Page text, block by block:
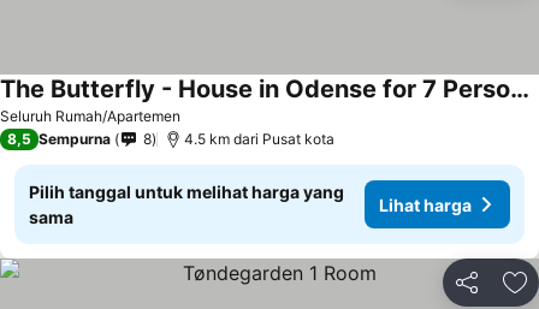
Seluruh Rumah/Apartemen
The Butterfly - House in Odense for 7 Persons with Luxury Rooftop Deck & Free Parking
Lihat harga
8,5 Sempurna 8 4.5 km dari Pusat kota
Pilih tanggal untuk melihat harga yang
sama
Lihat harga
Bagikan